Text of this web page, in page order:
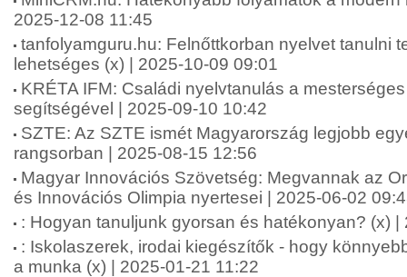
2025-12-08 11:45
tanfolyamguru.hu: Felnőttkorban nyelvet tanulni
lehetséges (x) | 2025-10-09 09:01
KRÉTA IFM: Családi nyelvtanulás a
segítségével | 2025-09-10 10:42
SZTE: Az SZTE ismét Magyarország legjobb
rangsorban | 2025-08-15 12:56
Magyar Innovációs Szövetség: Megvannak az
és Innovációs Olimpia nyertesei | 2025-06-02
: Hogyan tanuljunk gyorsan és hatékonyan? (x) |
: Iskolaszerek, irodai kiegészítők - hogy
a munka (x) | 2025-01-21 11:22